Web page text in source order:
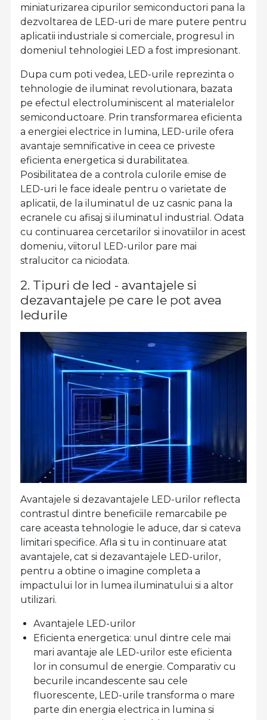
miniaturizarea cipurilor semiconductori pana la
dezvoltarea de LED-uri de mare putere pentru
aplicatii industriale si comerciale, progresul in
domeniul tehnologiei LED a fost impresionant.
Dupa cum poti vedea, LED-urile reprezinta o
tehnologie de iluminat revolutionara, bazata
pe efectul electroluminiscent al materialelor
semiconductoare. Prin transformarea eficienta
a energiei electrice in lumina, LED-urile ofera
avantaje semnificative in ceea ce priveste
eficienta energetica si durabilitatea.
Posibilitatea de a controla culorile emise de
LED-uri le face ideale pentru o varietate de
aplicatii, de la iluminatul de uz casnic pana la
ecranele cu afisaj si iluminatul industrial. Odata
cu continuarea cercetarilor si inovatiilor in acest
domeniu, viitorul LED-urilor pare mai
stralucitor ca niciodata.
2. Tipuri de led - avantajele si
dezavantajele pe care le pot avea
ledurile
Avantajele si dezavantajele LED-urilor reflecta
contrastul dintre beneficiile remarcabile pe
care aceasta tehnologie le aduce, dar si cateva
limitari specifice. Afla si tu in continuare atat
avantajele, cat si dezavantajele LED-urilor,
pentru a obtine o imagine completa a
impactului lor in lumea iluminatului si a altor
utilizari.
Avantajele LED-urilor
Eficienta energetica: unul dintre cele mai
mari avantaje ale LED-urilor este eficienta
lor in consumul de energie. Comparativ cu
becurile incandescente sau cele
fluorescente, LED-urile transforma o mare
parte din energia electrica in lumina si